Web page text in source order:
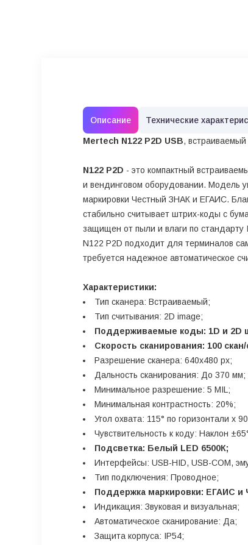
Описание Технические
Mertech N122 P2D USB,
N122 P2D - это компактный
и вендинговом оборудовании. Модель
маркировки Честный ЗНАК и ЕГАИС.
стабильно считывает штрих-коды с
защищен от пыли и влаги по стандарту
N122 P2D подходит для терминалов
требуется надежное автоматическое
Характеристики:
Тип сканера: Встраиваемый;
Тип считывания: 2D image;
Поддерживаемые коды: 1D и 2D
Скорость сканирования: 100 скан/
Разрешение сканера: 640x480 px;
Дальность сканирования: До 370 мм;
Минимальное разрешение: 5 MIL;
Минимальная контрастность: 20%;
Угол охвата: 115° по горизонтали x
Чувствительность к коду: Наклон
Подсветка: Белый LED 6500К;
Интерфейсы: USB-HID, USB-COM,
Тип подключения: Проводное;
Поддержка маркировки: ЕГАИС и
Индикация: Звуковая и визуальная;
Автоматическое сканирование: Да;
Защита корпуса: IP54;